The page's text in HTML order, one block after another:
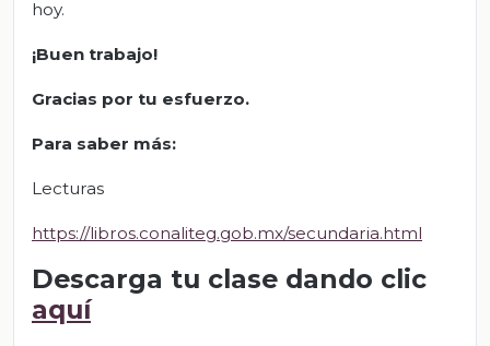
hoy.
¡Buen trabajo!
Gracias por tu esfuerzo.
Para saber más:
Lecturas
https://libros.conaliteg.gob.mx/secundaria.html
Descarga tu clase dando clic
aquí